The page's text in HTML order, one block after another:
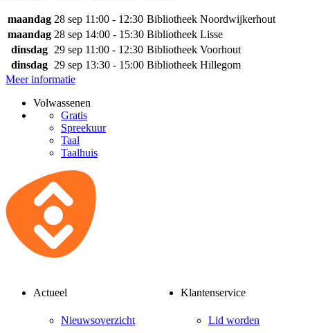
maandag 28 sep 11:00 - 12:30 Bibliotheek Noordwijkerhout
maandag 28 sep 14:00 - 15:30 Bibliotheek Lisse
dinsdag 29 sep 11:00 - 12:30 Bibliotheek Voorhout
dinsdag 29 sep 13:30 - 15:00 Bibliotheek Hillegom
Meer informatie
Volwassenen
Gratis
Spreekuur
Taal
Taalhuis
Actueel
Nieuwsoverzicht
Klantenservice
Lid worden